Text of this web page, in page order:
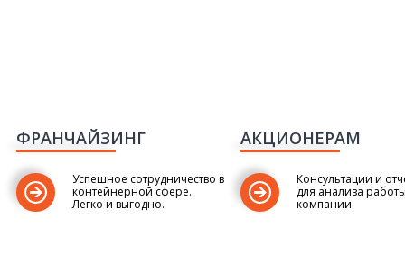
ФРАНЧАЙЗИНГ
Успешное сотрудничество в
контейнерной сфере.
Легко и выгодно.
АКЦИОНЕРАМ
Консультации и
для анализа
компании.